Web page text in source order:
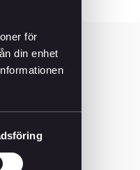
för
din enhet